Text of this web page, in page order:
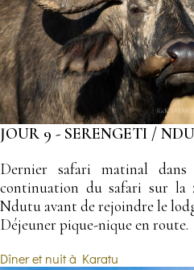
JOUR 9 - SERENGETI /
Dernier safari matinal
continuation du safari sur la
Ndutu avant de rejoindre le
Déjeuner pique-nique en route.
Dîner et nuit à Karatu